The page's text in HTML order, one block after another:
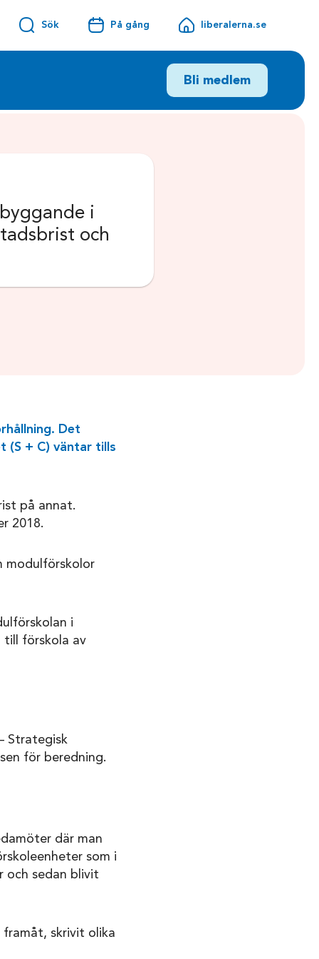
Sök På gång liberalerna.se
Bli medlem
i
och
Det
(S + C) väntar tills
på annat.
2018.
modulförskolor
i
till förskola av
Strategisk
för beredning.
där man
som i
och sedan blivit
skrivit olika